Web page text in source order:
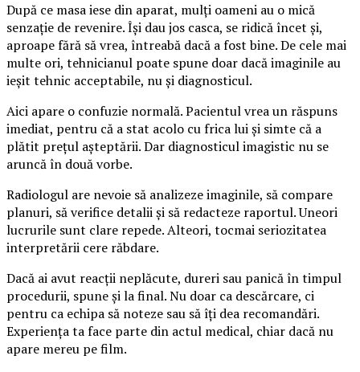
După ce masa iese din aparat, mulți oameni au o mică
senzație de revenire. Își dau jos casca, se ridică încet și,
aproape fără să vrea, întreabă dacă a fost bine. De cele mai
multe ori, tehnicianul poate spune doar dacă imaginile au
ieșit tehnic acceptabile, nu și diagnosticul.
Aici apare o confuzie normală. Pacientul vrea un răspuns
imediat, pentru că a stat acolo cu frica lui și simte că a
plătit prețul așteptării. Dar diagnosticul imagistic nu se
aruncă în două vorbe.
Radiologul are nevoie să analizeze imaginile, să compare
planuri, să verifice detalii și să redacteze raportul. Uneori
lucrurile sunt clare repede. Alteori, tocmai seriozitatea
interpretării cere răbdare.
Dacă ai avut reacții neplăcute, dureri sau panică în timpul
procedurii, spune și la final. Nu doar ca descărcare, ci
pentru ca echipa să noteze sau să îți dea recomandări.
Experiența ta face parte din actul medical, chiar dacă nu
apare mereu pe film.